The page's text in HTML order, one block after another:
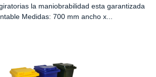
la maniobrabilidad esta garantizada
Medidas: 700 mm ancho x...